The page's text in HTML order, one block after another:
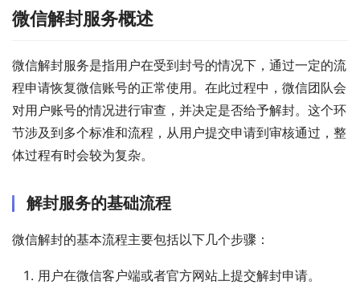
微信解封服务概述
微信解封服务是指用户在受到封号的情况下，通过一定的流
程申请恢复微信账号的正常使用。在此过程中，微信团队会
对用户账号的情况进行审查，并决定是否给予解封。这个环
节涉及到多个标准和流程，从用户提交申请到审核通过，整
体过程有时会较为复杂。
解封服务的基础流程
微信解封的基本流程主要包括以下几个步骤：
用户在微信客户端或者官方网站上提交解封申请。